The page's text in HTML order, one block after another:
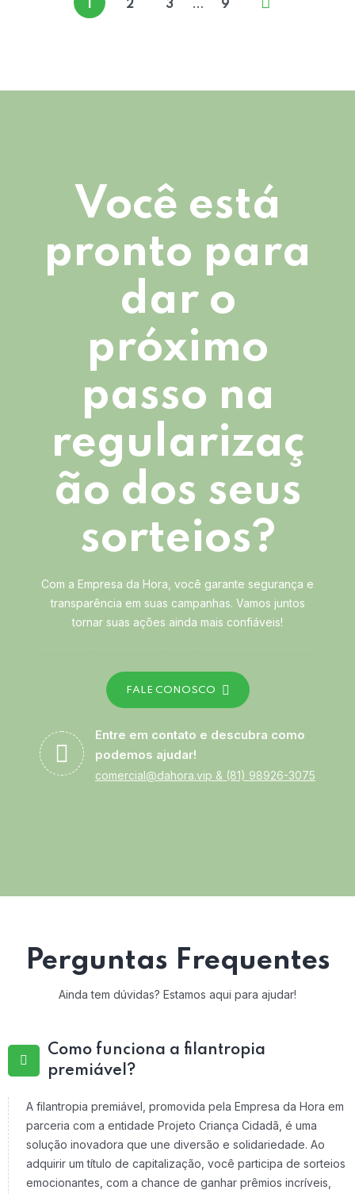
2 3 … 9
Você está
pronto para
dar o
próximo
passo na
regularizaç
ão dos seus
sorteios?
Com a Empresa da Hora, você garante segurança e
transparência em suas campanhas. Vamos juntos
tornar suas ações ainda mais confiáveis!
FALE CONOSCO
Entre em contato e descubra como
podemos ajudar!
comercial@dahora.vip & (81) 98926-3075
Perguntas Frequentes
Ainda tem dúvidas? Estamos aqui para ajudar!
Como funciona a filantropia
premiável?
A filantropia premiável, promovida pela Empresa da Hora em
parceria com a entidade Projeto Criança Cidadã, é uma
solução inovadora que une diversão e solidariedade. Ao
adquirir um título de capitalização, você participa de sorteios
emocionantes, com a chance de ganhar prêmios incríveis,